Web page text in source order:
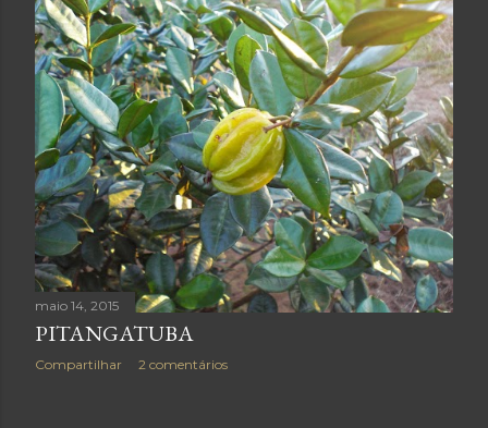
maio 14, 2015
PITANGATUBA
Compartilhar 2 comentários